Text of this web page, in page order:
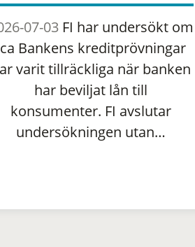
07-03FI har undersökt om
Bankens kreditprövningar
varit tillräckliga när banken
har beviljat lån till
konsumenter. FI avslutar
undersökningen utan…